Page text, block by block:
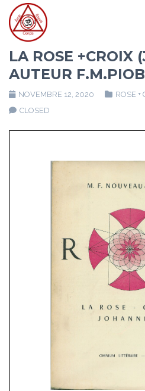
LA ROSE +CROIX
AUTEUR
NOVEMBRE 12, 2020 ROSE +
CLOSED